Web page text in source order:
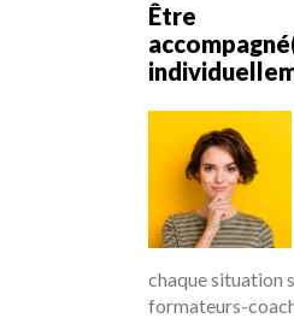
Être
chaque situation
formateurs-